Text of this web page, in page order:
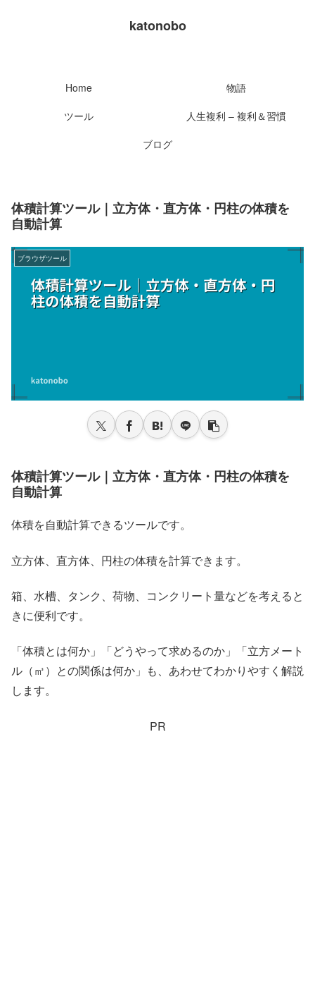
katonobo
Home
物語
ツール
人生複利 – 複利＆習慣
ブログ
体積計算ツール｜立方体・直方体・円柱の体積を
自動計算
ブラウザツール
体積計算ツール｜立方体・直方体・円柱の体積を
自動計算
体積を自動計算できるツールです。
立方体、直方体、円柱の体積を計算できます。
箱、水槽、タンク、荷物、コンクリート量などを考えると
きに便利です。
「体積とは何か」「どうやって求めるのか」「立方メート
ル（㎥）との関係は何か」も、あわせてわかりやすく解説
します。
PR